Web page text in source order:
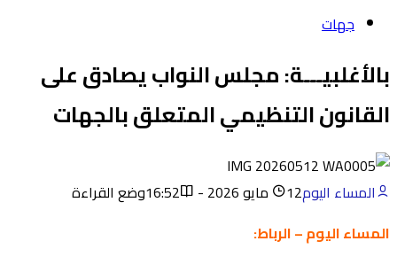
جهات
بالأغلبيـــة: مجلس النواب يصادق على
القانون التنظيمي المتعلق بالجهات
المساء اليوم12 مايو 2026 - 16:52
وضع القراءة
المساء اليوم – الرباط: